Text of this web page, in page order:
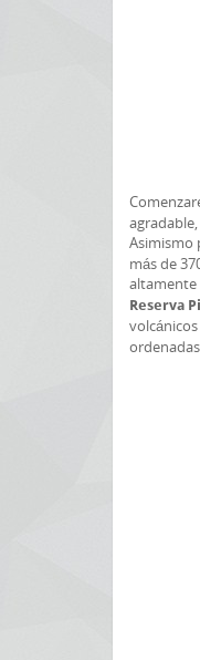
Asimismo
más de
altamente
Reserva